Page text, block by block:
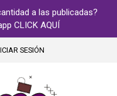
a las publicadas?
CLICK AQUÍ
SESIÓN